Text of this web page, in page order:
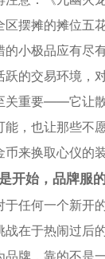
区摆摊的摊位五
的小极品应有尽
跃的交易环境，
关重要——它让
能，也让那些不
来换取心仪的装
开始，品牌服
于任何一个新开
战在于热闹过后
品牌，靠的不是